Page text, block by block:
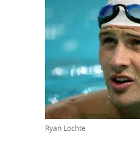
Ryan Lochte